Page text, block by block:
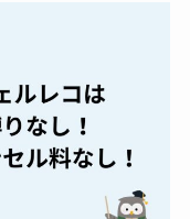
タイミングを
解説！
美容液の解約
め！電話が繋が